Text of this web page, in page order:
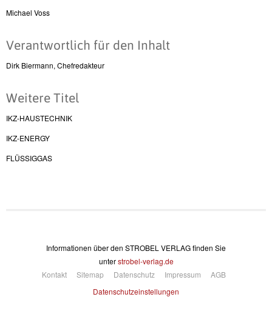
Michael Voss
Verantwortlich für den Inhalt
Dirk Biermann, Chefredakteur
Weitere Titel
IKZ-HAUSTECHNIK
IKZ-ENERGY
FLÜSSIGGAS
Informationen über den STROBEL VERLAG finden Sie
unterstrobel-verlag.de
Kontakt
Sitemap Datenschutz Impressum
AGB
Datenschutzeinstellungen